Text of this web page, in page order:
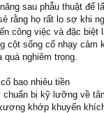
sau phẫu thuật để
rằng họ rất lo sợ khi
công việc và đặc
cột sống cổ nhạy
quá nghiêm trọng.
bao nhiêu tiền
bị kỹ lưỡng về
khớp khuyến